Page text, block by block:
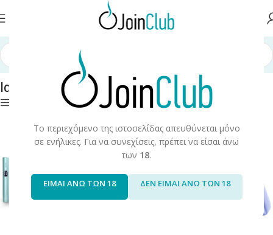
Το περιεχόμενο της ιστοσελίδας απευθύνεται μόνο
σε ενήλικες. Για να συνεχίσεις, πρέπει να είσαι άνω
των 18.
ΕΙΜΑΙ ΑΝΩ ΤΩΝ 18 ΔΕΝ ΕΙΜΑΙ ΑΝΩ ΤΩΝ 18
Αρχική σελίδα /Iqos Iluma Συσκευές
Iqos Iluma Συσκευές